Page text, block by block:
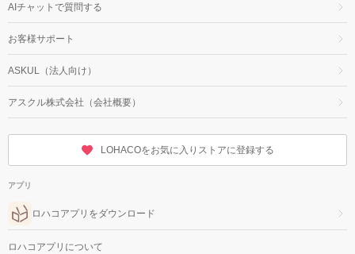
AIチャットで質問する
お客様サポート
ASKUL（法人向け）
アスクル株式会社（会社概要）
LOHACOをお気に入りストアに登録する
アプリ
ロハコアプリをダウンロード
ロハコアプリについて